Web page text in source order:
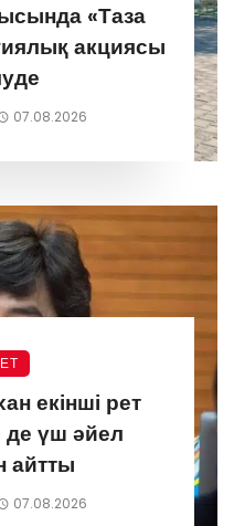
«Таза
акциясы
07.08.2026
екінші рет
де үш әйел
айтты
07.08.2026